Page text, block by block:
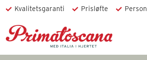
Kvalitetsgaranti Prisløfte